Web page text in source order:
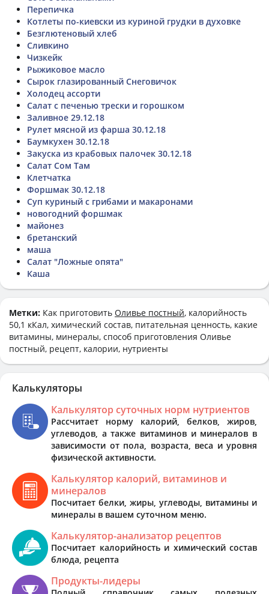
Перепичка
Котлеты по-киевски из куриной грудки в духовке
Безглютеновый хлеб
Сливкино
Чизкейк
Рыжиковое масло
Сырок глазированный Снеговичок
Холодец ассорти
Салат с печенью трески и горошком
Заливное 29.12.18
Рулет мясной из фарша 30.12.18
Баумкухен 30.12.18
Закуска из крабовых палочек 30.12.18
Салат Сом Там
Клетчатка
Форшмак 30.12.18
Суп куриный с грибами и макаронами
новогодний форшмак
майонез
бретанский
маша
Салат "Ложные опята"
Каша
Метки: Как приготовить Оливье постный, калорийность
50,1 кКал, химический состав, питательная ценность, какие
витамины, минералы, способ приготовления Оливье
постный, рецепт, калории, нутриенты
Калькуляторы
Калькулятор суточных норм нутриентов
Рассчитает норму калорий, белков, жиров,
углеводов, а также витаминов и минералов в
зависимости от пола, возраста, веса и уровня
физической активности.
Калькулятор калорий, витаминов и
минералов
Посчитает белки, жиры, углеводы, витамины и
минералы в вашем суточном меню.
Калькулятор-анализатор рецептов
Посчитает калорийность и химический состав
блюда, рецепта
Продукты-лидеры